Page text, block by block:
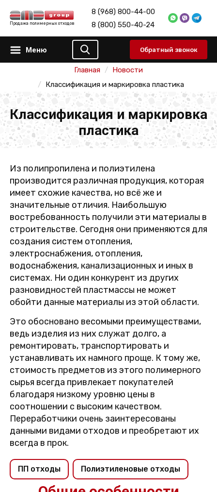
Продажа полимерных отходов
8 (968) 800-44-00
8 (800) 550-40-24
Меню Обратный звонок
Главная
Новости
Классификация и маркировка пластика
Классификация и маркировка
пластика
Из полипропилена и полиэтилена
производится различная продукция, которая
имеет схожие качества, но всё же и
значительные отличия. Наибольшую
востребованность получили эти материалы в
строительстве. Сегодня они применяются для
создания систем отопления,
электроснабжения, отопления,
водоснабжения, канализационных и иных в
системах. Ни один конкурент из других
разновидностей пластмассы не может
обойти данные материалы из этой области.
Это обосновано весомыми преимуществами,
ведь изделия из них служат долго, а
ремонтировать, транспортировать и
устанавливать их намного проще. К тому же,
стоимость предметов из этого полимерного
сырья всегда привлекает покупателей
благодаря низкому уровню цены в
соотношении с высоким качеством.
Переработчики очень заинтересованы
данными видами отходов и преобретают их
всегда в прок.
ПП отходы Полиэтиленовые отходы